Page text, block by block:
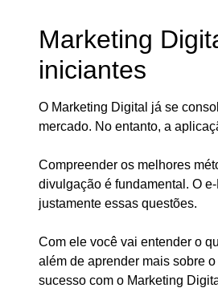
Marketing
iniciantes
O Marketing Digital já se
mercado. No entanto, a
Compreender os melhores
divulgação é fundamental. O e-
justamente essas questões.
Com ele você vai entender o
além de aprender mais sobre
sucesso com o Marketing